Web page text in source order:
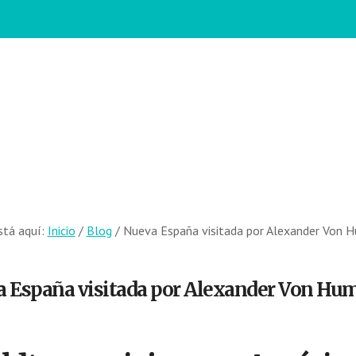
aquí: Inicio / Blog /Nueva España visitada por Alexander Von
España visitada por Alexander Von